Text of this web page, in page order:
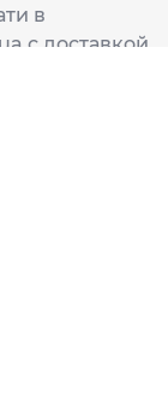
в
с доставкой